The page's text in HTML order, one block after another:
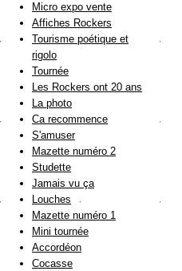
Micro expo vente
Affiches Rockers
Tourisme poétique et
rigolo
Tournée
Les Rockers ont 20 ans
La photo
Ca recommence
S'amuser
Mazette numéro 2
Studette
Jamais vu ça
Louches
Mazette numéro 1
Mini tournée
Accordéon
Cocasse